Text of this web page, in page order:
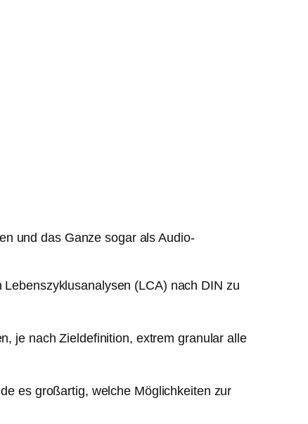
und das Ganze sogar als Audio-
(LCA) nach DIN zu
je nach Zieldefinition, extrem granular alle
es großartig, welche Möglichkeiten zur